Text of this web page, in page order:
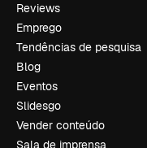
Reviews
Emprego
Tendências de pesquisa
Blog
Eventos
Slidesgo
Vender conteúdo
Sala de imprensa